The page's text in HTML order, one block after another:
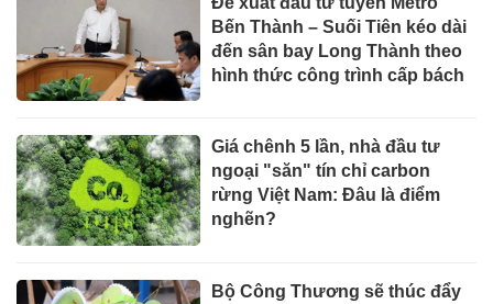
Bến Thành – Suối Tiên kéo dài
đến sân bay Long Thành theo
hình thức công trình cấp bách
Giá chênh 5 lần, nhà đầu tư
ngoại "săn" tín chỉ carbon
rừng Việt Nam: Đâu là điểm
nghẽn?
Bộ Công Thương sẽ thúc đẩy